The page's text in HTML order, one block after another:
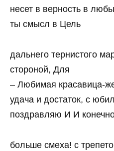
несет в верность в
ты смысл в Цель
дальнего тернистого
стороной, Для
– Любимая красавица-
удача и достаток, с
поздравляю И И
больше смеха! с